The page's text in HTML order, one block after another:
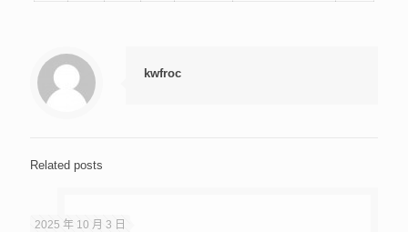
kwfroc
Related posts
2025 年 10 月 3 日